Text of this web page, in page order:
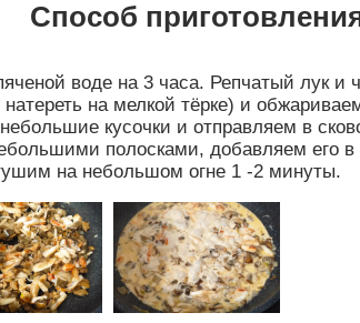
Способ
воде на 3 часа. Репчатый лук и
на мелкой тёрке) и
кусочки и отправляем в
полосками, добавляем его
на небольшом огне 1 -2 минуты.